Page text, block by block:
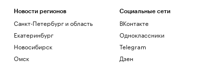
Новости регионов
Санкт-Петербург и область
Екатеринбург
Новосибирск
Омск
Социальные сети
ВКонтакте
Одноклассники
Telegram
Дзен